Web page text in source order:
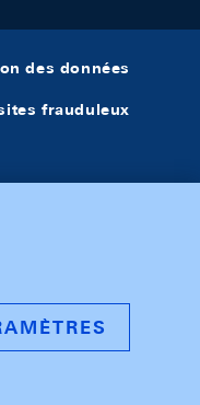
des données
frauduleux